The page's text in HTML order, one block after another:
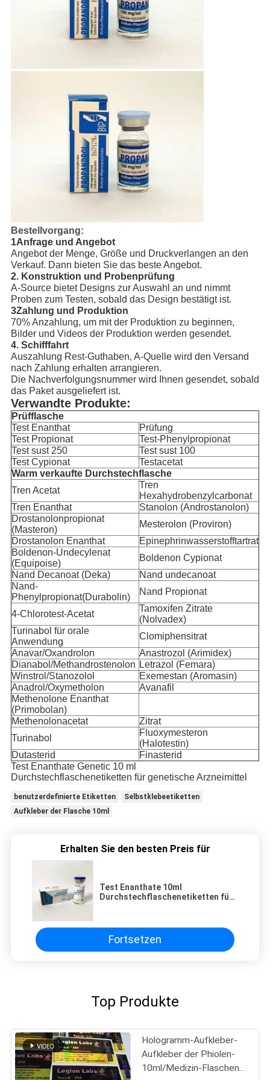
Bestellvorgang:
1Anfrage und Angebot
Angebot der Menge, Größe und Druckverlangen an den
Verkauf. Dann bieten Sie das beste Angebot.
2. Konstruktion und Probenprüfung
A-Source bietet Designs zur Auswahl an und nimmt
Proben zum Testen, sobald das Design bestätigt ist.
3Zahlung und Produktion
70% Anzahlung, um mit der Produktion zu beginnen,
Bilder und Videos der Produktion werden gesendet.
4. Schifffahrt
Auszahlung Rest-Guthaben, A-Quelle wird den Versand
nach Zahlung erhalten arrangieren.
Die Nachverfolgungsnummer wird Ihnen gesendet, sobald
das Paket ausgeliefert ist.
Verwandte Produkte:
Prüfflasche
Test Enanthat
Prüfung
Test Propionat
Test-Phenylpropionat
Test sust 250
Test sust 100
Test Cypionat
Testacetat
Warm verkaufte Durchstechflasche
Tren Acetat
Tren
Hexahydrobenzylcarbonat
Tren Enanthat
Stanolon (Androstanolon)
Drostanolonpropionat
(Masteron)
Mesterolon (Proviron)
Drostanolon Enanthat
Epinephrinwasserstofftartrat
Boldenon-Undecylenat
(Equipoise)
Boldenon Cypionat
Nand Decanoat (Deka)
Nand undecanoat
Nand-
Phenylpropionat(Durabolin)
Nand Propionat
4-Chlorotest-Acetat
Tamoxifen Zitrate
(Nolvadex)
Turinabol für orale
Anwendung
Clomiphensitrat
Anavar/Oxandrolon
Anastrozol (Arimidex)
Dianabol/Methandrostenolon Letrazol (Femara)
Winstrol/Stanozolol
Exemestan (Aromasin)
Anadrol/Oxymetholon
Avanafil
Methenolone Enanthat
(Primobolan)
Methenolonacetat
Zitrat
Turinabol
Fluoxymesteron
(Halotestin)
Dutasterid
Finasterid
Test Enanthate Genetic 10 ml
Durchstechflaschenetiketten für genetische Arzneimittel
benutzerdefinierte Etiketten
Selbstklebeetiketten
Aufkleber der Flasche 10ml
Erhalten Sie den besten Preis für
Test Enanthate 10ml
Durchstechflaschenetiketten für
Fortsetzen
Top Produkte
Hologramm-Aufkleber-
Aufkleber der Phiolen-
10ml/Medizin-Flaschen-